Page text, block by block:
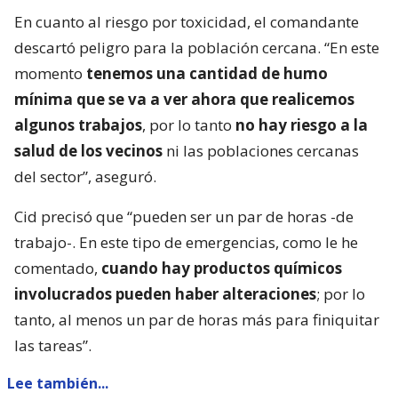
En cuanto al riesgo por toxicidad, el comandante
descartó peligro para la población cercana. “En este
momento tenemos una cantidad de humo
mínima que se va a ver ahora que realicemos
algunos trabajos, por lo tanto no hay riesgo a la
salud de los vecinos ni las poblaciones cercanas
del sector”, aseguró.
Cid precisó que “pueden ser un par de horas -de
trabajo-. En este tipo de emergencias, como le he
comentado, cuando hay productos químicos
involucrados pueden haber alteraciones; por lo
tanto, al menos un par de horas más para finiquitar
las tareas”.
Lee también...